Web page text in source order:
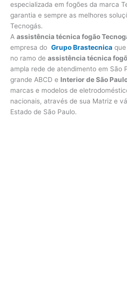
especializada em fogões da marca
garantia e sempre as melhores
Tecnogás.
Aassistência técnica fogão
empresa doGrupo Brastecnica
no ramo deassistência técnica
ampla rede de atendimento em São
grande ABCD e Interior de São
marcas e modelos de
nacionais, através de sua Matriz e
Estado de São Paulo.